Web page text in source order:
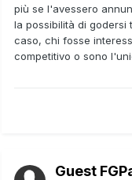
più se l'avessero
la possibilità di godersi
caso, chi fosse
competitivo o sono
Guest